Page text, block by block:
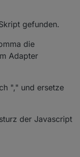
gefunden.
die
Adapter
"," und ersetze
der Javascript